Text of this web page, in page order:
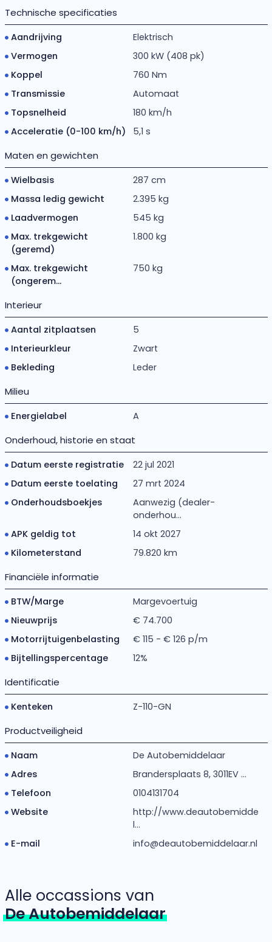
Technische specificaties
Aandrijving
Elektrisch
Vermogen
300 kW (408 pk)
Koppel
760 Nm
Transmissie
Automaat
Topsnelheid
180 km/h
Acceleratie (0-100 km/h)
5,1 s
Maten en gewichten
Wielbasis
287 cm
Massa ledig gewicht
2.395 kg
Laadvermogen
545 kg
Max. trekgewicht
(geremd)
1.800 kg
Max. trekgewicht
(ongerem...
750 kg
Interieur
Aantal zitplaatsen
5
Interieurkleur
Zwart
Bekleding
Leder
Milieu
Energielabel A
Onderhoud, historie en staat
Datum eerste registratie
22 jul 2021
Datum eerste toelating
27 mrt 2024
Onderhoudsboekjes
Aanwezig (dealer-
onderhou...
APK geldig tot
14 okt 2027
Kilometerstand
79.820 km
Financiële informatie
BTW/Marge
Margevoertuig
Nieuwprijs
€ 74.700
Motorrijtuigenbelasting
€ 115 - € 126 p/m
Bijtellingspercentage
12%
Identificatie
Kenteken Z-110-GN
Productveiligheid
Naam
De Autobemiddelaar
Adres
Brandersplaats 8, 3011EV ...
Telefoon
0104131704
Website
http://www.deautobemidde
l...
E-mail
info@deautobemiddelaar.nl
Alle occassions van
De Autobemiddelaar